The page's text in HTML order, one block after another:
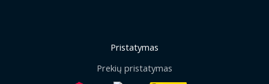
Pristatymas
Prekių pristatymas